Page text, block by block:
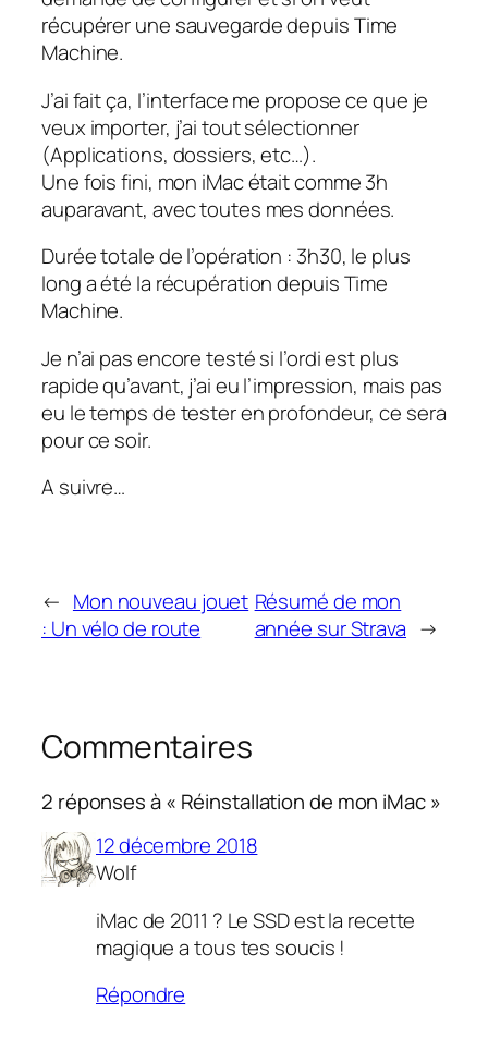
récupérer une sauvegarde depuis Time
Machine.
J’ai fait ça, l’interface me propose ce que je
veux importer, j’ai tout sélectionner
(Applications, dossiers, etc…).
Une fois fini, mon iMac était comme 3h
auparavant, avec toutes mes données.
Durée totale de l’opération : 3h30, le plus
long a été la récupération depuis Time
Machine.
Je n’ai pas encore testé si l’ordi est plus
rapide qu’avant, j’ai eu l’impression, mais pas
eu le temps de tester en profondeur, ce sera
pour ce soir.
A suivre…
← Mon nouveau jouet
: Un vélo de route
Résumé de mon
année sur Strava →
Commentaires
2 réponses à « Réinstallation de mon iMac »
12 décembre 2018
Wolf
iMac de 2011 ? Le SSD est la recette
magique a tous tes soucis !
Répondre